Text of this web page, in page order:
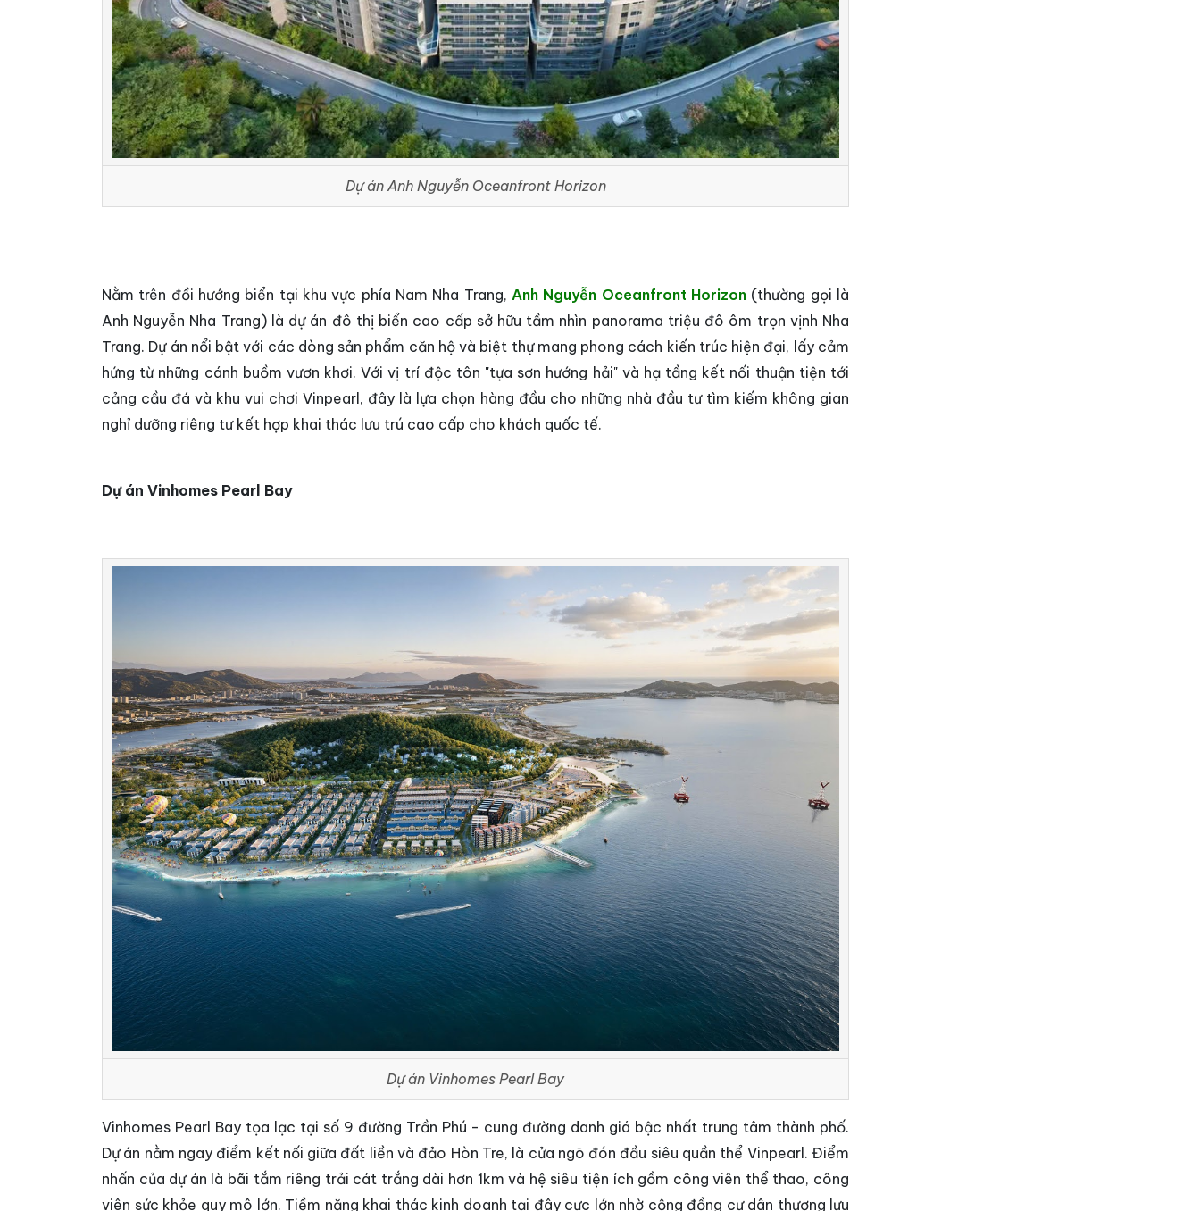
Dự án Anh Nguyễn Oceanfront Horizon
Nằm trên đồi hướng biển tại khu vực phía Nam Nha Trang, Anh Nguyễn Oceanfront Horizon (thường gọi là
Anh Nguyễn Nha Trang) là dự án đô thị biển cao cấp sở hữu tầm nhìn panorama triệu đô ôm trọn vịnh Nha
Trang. Dự án nổi bật với các dòng sản phẩm căn hộ và biệt thự mang phong cách kiến trúc hiện đại, lấy cảm
hứng từ những cánh buồm vươn khơi. Với vị trí độc tôn "tựa sơn hướng hải" và hạ tầng kết nối thuận tiện tới
cảng cầu đá và khu vui chơi Vinpearl, đây là lựa chọn hàng đầu cho những nhà đầu tư tìm kiếm không gian
nghỉ dưỡng riêng tư kết hợp khai thác lưu trú cao cấp cho khách quốc tế.
Dự án Vinhomes Pearl Bay
Dự án Vinhomes Pearl Bay
Vinhomes Pearl Bay tọa lạc tại số 9 đường Trần Phú - cung đường danh giá bậc nhất trung tâm thành phố.
Dự án nằm ngay điểm kết nối giữa đất liền và đảo Hòn Tre, là cửa ngõ đón đầu siêu quần thể Vinpearl. Điểm
nhấn của dự án là bãi tắm riêng trải cát trắng dài hơn 1km và hệ siêu tiện ích gồm công viên thể thao, công
viên sức khỏe quy mô lớn. Tiềm năng khai thác kinh doanh tại đây cực lớn nhờ cộng đồng cư dân thượng lưu